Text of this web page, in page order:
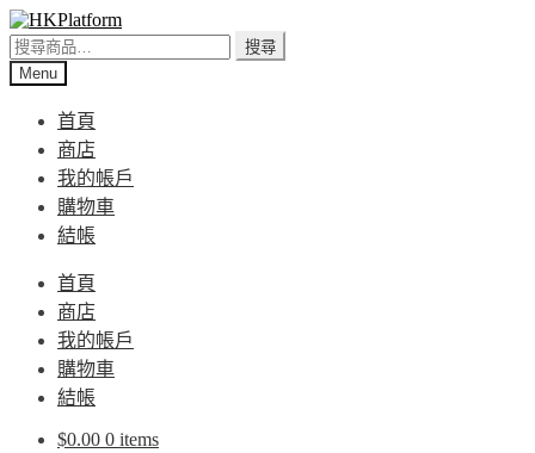
Skip
to
navigation
Skip
to
content
搜
尋
搜尋
Menu
首頁
商店
我的帳戶
購物車
結帳
首頁
商店
我的帳戶
購物車
結帳
$0.00 0 items